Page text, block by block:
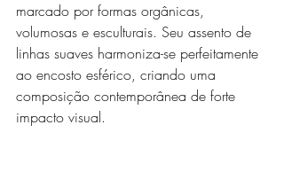
marcado por formas orgânicas,
volumosas e esculturais. Seu assento de
linhas suaves harmoniza-se perfeitamente
ao encosto esférico, criando uma
composição contemporânea de forte
impacto visual.